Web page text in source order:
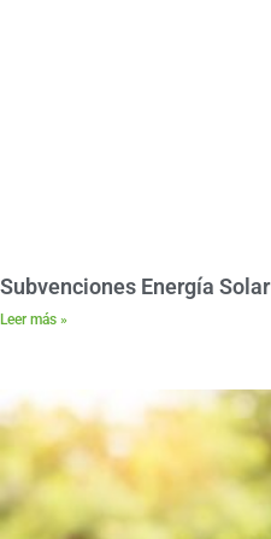
Subvenciones Energía Solar
Leer más »